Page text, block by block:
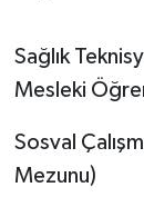
Sağlık
Mesleki
Sosval
Mezunu)